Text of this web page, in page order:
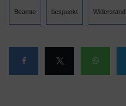
Beamte bespuckt Widerstand